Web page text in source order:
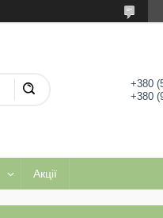
+380
+380
Акції